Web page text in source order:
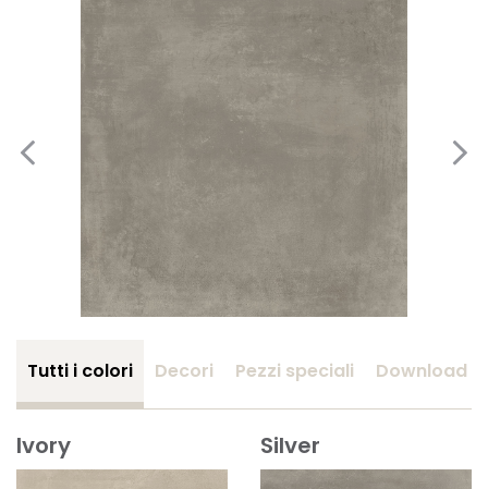
Tutti i colori Decori Pezzi speciali Download
Ivory Silver